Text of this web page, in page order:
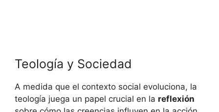
Teología y Sociedad
A medida que el contexto social evoluciona, la
teología juega un papel crucial en la reflexión